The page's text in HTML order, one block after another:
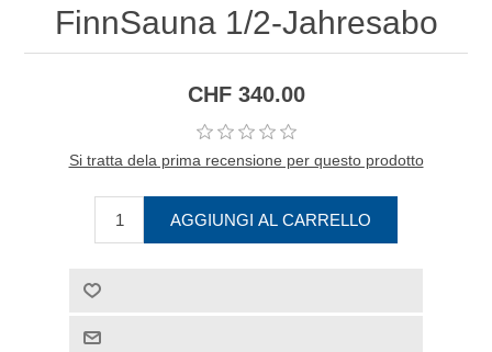
FinnSauna 1/2-Jahresabo
CHF 340.00
Si tratta dela prima recensione per questo prodotto